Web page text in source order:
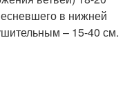
в нижней
– 15-40 см.